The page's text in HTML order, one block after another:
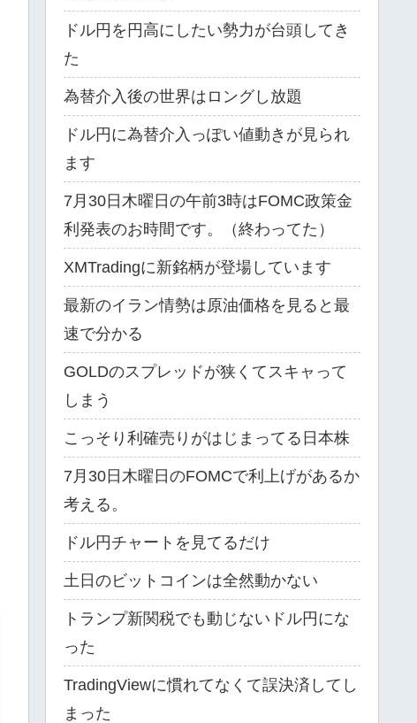
ドル円を円高にしたい勢力が台頭してき
た
為替介入後の世界はロングし放題
ドル円に為替介入っぽい値動きが見られ
ます
7月30日木曜日の午前3時はFOMC政策金
利発表のお時間です。（終わってた）
XMTradingに新銘柄が登場しています
最新のイラン情勢は原油価格を見ると最
速で分かる
GOLDのスプレッドが狭くてスキャって
しまう
こっそり利確売りがはじまってる日本株
7月30日木曜日のFOMCで利上げがあるか
考える。
ドル円チャートを見てるだけ
土日のビットコインは全然動かない
トランプ新関税でも動じないドル円にな
った
TradingViewに慣れてなくて誤決済してし
まった